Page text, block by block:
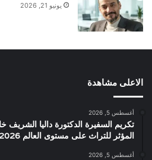
يونيو 21, 2026
الاعلى مشاهدة
أغسطس 5, 2026
تكريم السفيرة الدكتورة داليا الشريف
المؤثر للتراث على مستوى العالم 2026”
أغسطس 5, 2026